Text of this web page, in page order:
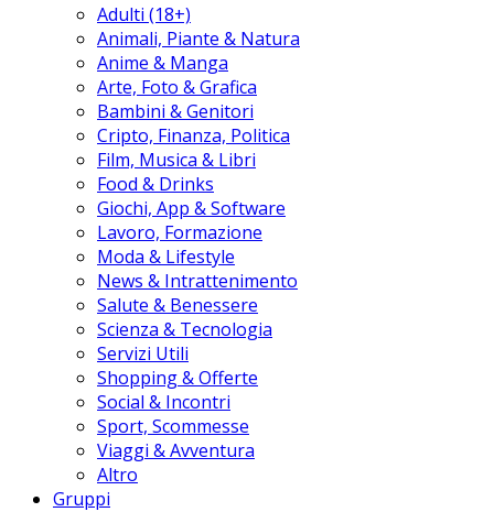
Adulti (18+)
Animali, Piante & Natura
Anime & Manga
Arte, Foto & Grafica
Bambini & Genitori
Cripto, Finanza, Politica
Film, Musica & Libri
Food & Drinks
Giochi, App & Software
Lavoro, Formazione
Moda & Lifestyle
News & Intrattenimento
Salute & Benessere
Scienza & Tecnologia
Servizi Utili
Shopping & Offerte
Social & Incontri
Sport, Scommesse
Viaggi & Avventura
Altro
Gruppi